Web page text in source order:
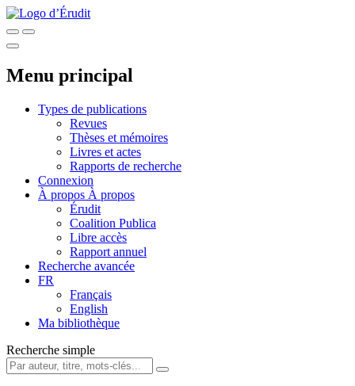
Menu principal
Types de publications
Revues
Thèses et mémoires
Livres et actes
Rapports de recherche
Connexion
À propos À propos
Érudit
Coalition Publica
Libre accès
Rapport annuel
Recherche avancée
FR
Français
English
Ma bibliothèque
Recherche simple